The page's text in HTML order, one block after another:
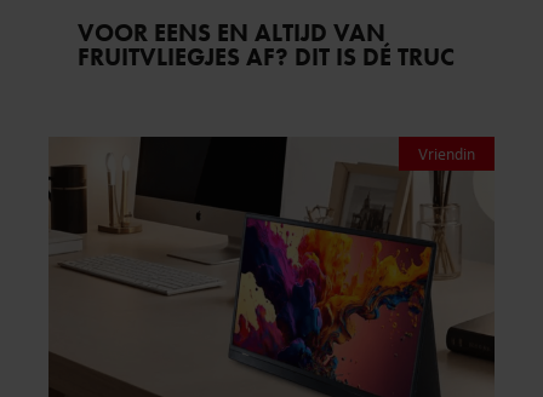
VOOR EENS EN ALTIJD VAN
FRUITVLIEGJES AF? DIT IS DÉ TRUC
Vriendin